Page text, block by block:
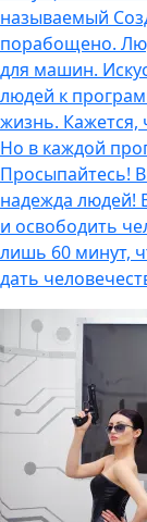
называемый
порабощено.
для машин.
людей к
жизнь. Кажется,
Но в каждой
Просыпайтесь!
надежда людей!
и освободить
лишь 60 минут,
дать